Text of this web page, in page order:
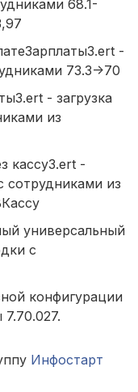
68.1-
-
73.3->70
- загрузка
из
кассу3.ert -
сотрудниками из
универсальный
с
конфигурации
Инфостарт